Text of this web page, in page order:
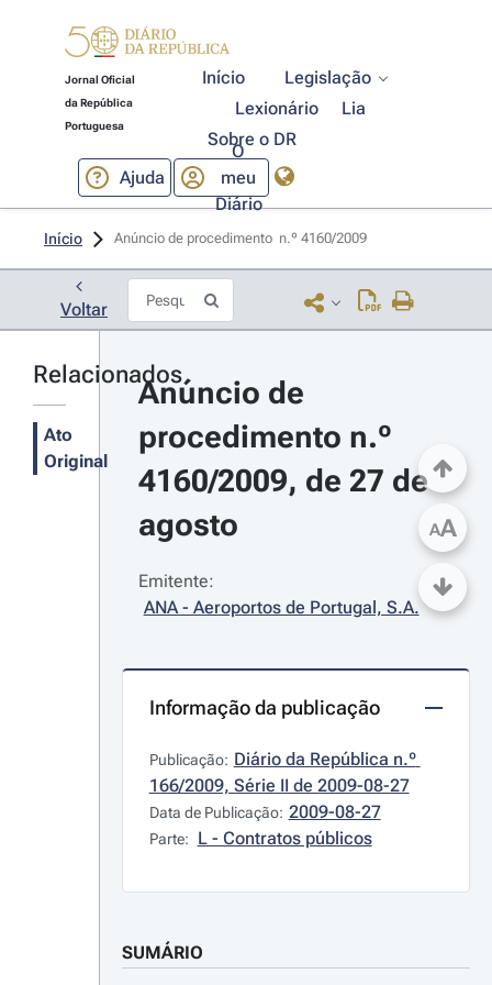
Jornal Oficial
da República
Portuguesa
Início
Legislação
Lexionário
Lia
Sobre o DR
Ajuda
O
meu
Diário
Início Anúncio de procedimento  n.º 4160/2009
Voltar
Relacionados
Ato
Original
Anúncio de
procedimento n.º
4160/2009, de 27 de
agosto
Emitente:
ANA - Aeroportos de Portugal, S.A.
Informação da publicação
Publicação: Diário da República n.º
166/2009, Série II de 2009-08-27
Data de Publicação: 2009-08-27
Parte: L - Contratos públicos
SUMÁRIO
AA